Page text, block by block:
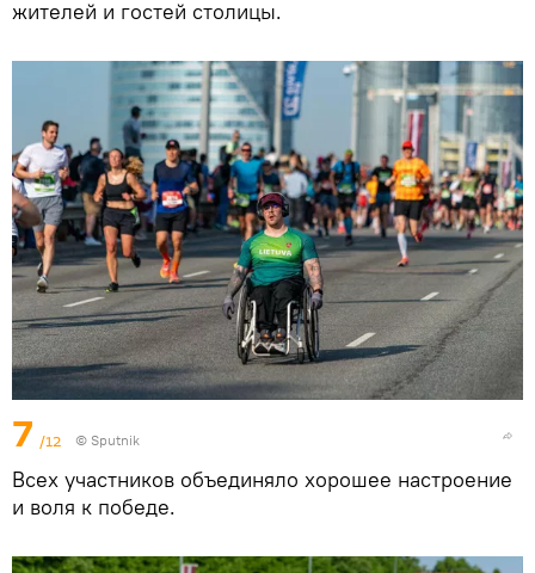
жителей и гостей столицы.
7 /12 © Sputnik
Всех участников объединяло хорошее настроение
и воля к победе.